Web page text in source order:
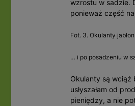
wzrostu w sadzie.
ponieważ część
Fot. 3. Okulanty
… i po posadzeniu w
Okulanty są
usłyszałam od
pieniędzy, a nie